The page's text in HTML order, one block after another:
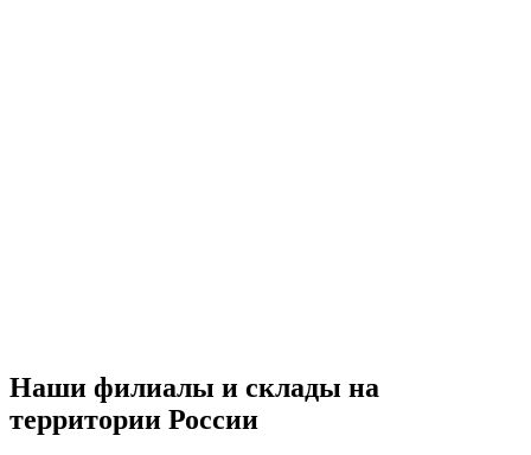
Наши филиалы и склады на
территории России